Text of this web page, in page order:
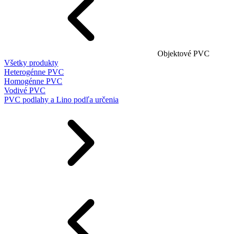
Objektové PVC
Všetky produkty
Heterogénne PVC
Homogénne PVC
Vodivé PVC
PVC podlahy a Lino podľa určenia